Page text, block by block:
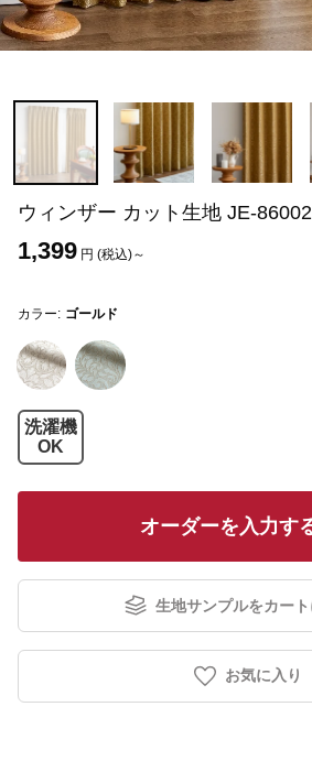
ウィンザー カット生地 JE-
1,399 円 (税込)～
カラー: ゴールド
洗濯機
OK
オーダーを入力す
生地サンプルをカー
お気に入り